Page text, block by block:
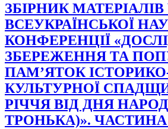
ЗБІРНИК МАТЕРІАЛІВ
ВСЕУКРАЇНСЬКОЇ
КОНФЕРЕНЦІЇ
ЗБЕРЕЖЕННЯ ТА
ПАМ’ЯТОК
КУЛЬТУРНОЇ
РІЧЧЯ ВІД ДНЯ
ТРОНЬКА)». ЧАСТИНА